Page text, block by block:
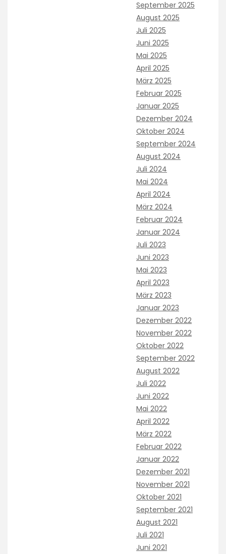
September 2025
August 2025
Juli 2025
Juni 2025
Mai 2025
April 2025
März 2025
Februar 2025
Januar 2025
Dezember 2024
Oktober 2024
September 2024
August 2024
Juli 2024
Mai 2024
April 2024
März 2024
Februar 2024
Januar 2024
Juli 2023
Juni 2023
Mai 2023
April 2023
März 2023
Januar 2023
Dezember 2022
November 2022
Oktober 2022
September 2022
August 2022
Juli 2022
Juni 2022
Mai 2022
April 2022
März 2022
Februar 2022
Januar 2022
Dezember 2021
November 2021
Oktober 2021
September 2021
August 2021
Juli 2021
Juni 2021